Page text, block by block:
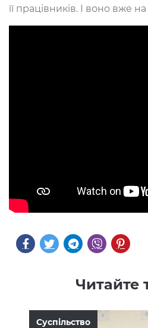
її працівників. І воно вже
Читайте
Суспільство